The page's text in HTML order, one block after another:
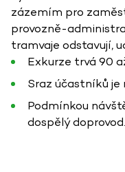
zázemím pro
provozně-
tramvaje odstavují,
Exkurze trvá 90
Sraz účastníků je
Podmínkou
dospělý